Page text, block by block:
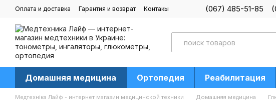
Перейти к основному контенту
Оплата и доставка Гарантия и возврат
Контакы
(067) 485-51-85
Домашняя медицина Ортопедия Реабилитация
Медтехніка Лайф - интернет магазин медицинской техники Домашняя медицина